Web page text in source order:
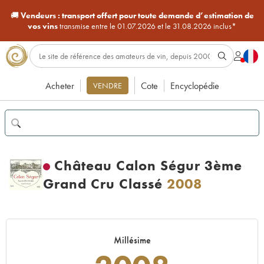
🚚Vendeurs : transport offert pour toute demande d’estimation de
vos vinstransmise entre le 01.07.2026 et le 31.08.2026 inclus*
Acheter VENDRE Cote Encyclopédie
Château Calon Ségur 3ème
Grand Cru Classé 2008
Millésime